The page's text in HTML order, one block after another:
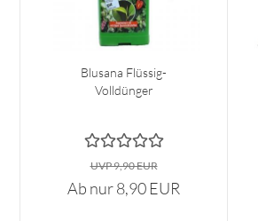
Blusana Flüssig-
Volldünger
UVP 9,90 EUR
Ab nur 8,90 EUR